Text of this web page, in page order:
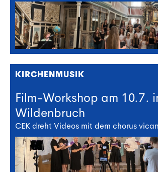
KIRCHENMUSIK
Film-Workshop am 10.7.
Wildenbruch
CEK dreht Videos mit dem chorus